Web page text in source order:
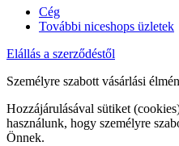
Cég
További niceshops üzletek
Elállás a szerződéstől
Személyre szabott vásárlási
Hozzájárulásával sütiket
használunk, hogy személyre
Önnek.